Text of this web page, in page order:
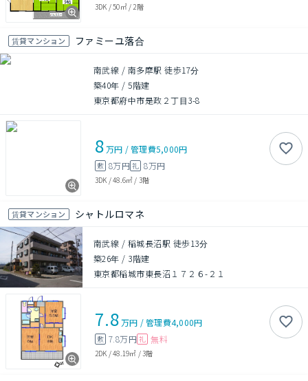
3DK /50㎡/ 2階
賃貸マンション ファミーユ落合
南武線 / 南多摩駅 徒歩17分
築40年 /5階建
東京都府中市是政２丁目3-8
8万円 /管理費5,000円
敷 8万円礼 8万円
3DK /48.6㎡ / 3階
賃貸マンション シャトルロマネ
南武線 / 稲城長沼駅 徒歩13分
築26年 / 3階建
東京都稲城市東長沼１７２６-２１
7.8万円 /管理費4,000円
敷 7.8万円 礼 無料
2DK /48.19㎡ /3階